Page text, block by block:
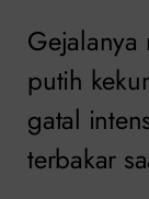
putih
gatal
terbakar